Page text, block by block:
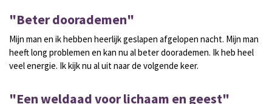
"Beter doorademen"
Mijn man en ik hebben heerlijk geslapen afgelopen nacht. Mijn man
heeft long problemen en kan nu al beter doorademen. Ik heb heel
veel energie. Ik kijk nu al uit naar de volgende keer.
"Een weldaad voor lichaam en geest"